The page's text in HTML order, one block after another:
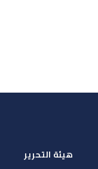
هيئة التحرير